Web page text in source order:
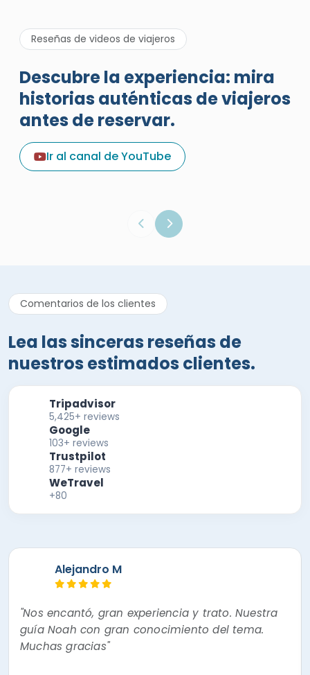
Reseñas de videos de viajeros
Descubre la experiencia: mira
historias auténticas de viajeros
antes de reservar.
Ir al canal de YouTube
Una excelente reseña de
vacaciones sobre Egypt Tours
PortalEgypt Tours Portal
Comentarios de los clientes
Lea las sinceras reseñas de
nuestros estimados clientes.
Tripadvisor
5,425+ reviews
Google
103+ reviews
Trustpilot
877+ reviews
WeTravel
+80
Alejandro M
"Nos encantó, gran experiencia y trato. Nuestra
guía Noah con gran conocimiento del tema.
Muchas gracias"